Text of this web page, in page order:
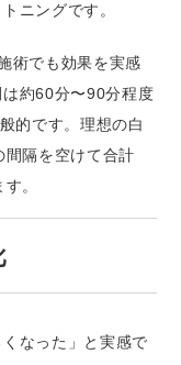
ニングです。
術でも効果を実感
約60分〜90分程度
的です。理想の白
隔を空けて合計
。
なった」と実感で